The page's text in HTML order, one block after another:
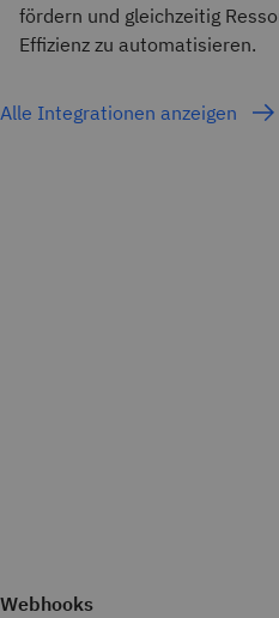
fördern und gleichzeitig
Effizienz zu automatisieren.
Alle Integrationen anzeigen
Webhooks